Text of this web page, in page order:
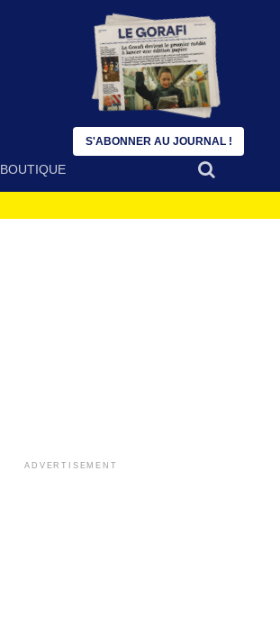
BOUTIQUE
ADVERTISEMENT
S'ABONNER AU JOURNAL !